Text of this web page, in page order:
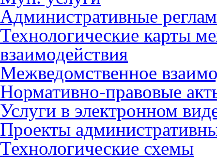
Административные
Технологические карты
взаимодействия
Межведомственное
Нормативно-правовые
Услуги в электронном
Проекты
Технологические схемы